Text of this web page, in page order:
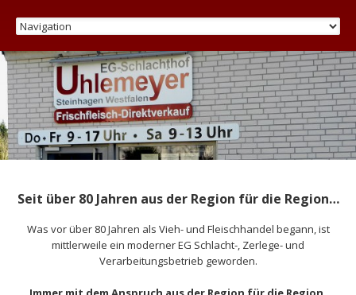
Seit über 80 Jahren aus der Region für die Region…
Was vor über 80 Jahren als Vieh- und Fleischhandel begann, ist
mittlerweile ein moderner EG Schlacht-, Zerlege- und
Verarbeitungsbetrieb geworden.